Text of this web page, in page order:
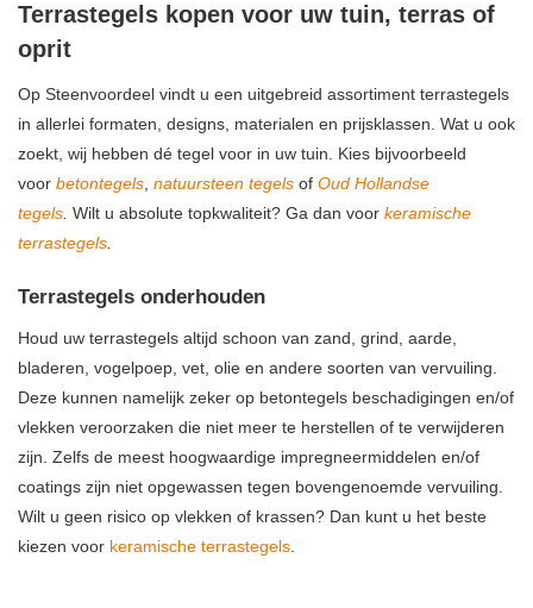
Terrastegels kopen voor uw tuin, terras of
oprit
Op Steenvoordeel vindt u een uitgebreid assortiment terrastegels
in allerlei formaten, designs, materialen en prijsklassen. Wat u ook
zoekt, wij hebben dé tegel voor in uw tuin. Kies bijvoorbeeld
voor betontegels, natuursteen tegels of Oud Hollandse
tegels. Wilt u absolute topkwaliteit? Ga dan voor keramische
terrastegels.
Terrastegels onderhouden
Houd uw terrastegels altijd schoon van zand, grind, aarde,
bladeren, vogelpoep, vet, olie en andere soorten van vervuiling.
Deze kunnen namelijk zeker op betontegels beschadigingen en/of
vlekken veroorzaken die niet meer te herstellen of te verwijderen
zijn. Zelfs de meest hoogwaardige impregneermiddelen en/of
coatings zijn niet opgewassen tegen bovengenoemde vervuiling.
Wilt u geen risico op vlekken of krassen? Dan kunt u het beste
kiezen voor keramische terrastegels